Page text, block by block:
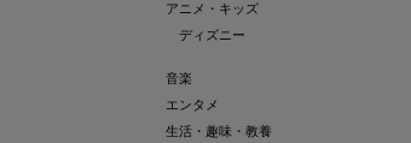
アニメ・キッズ
ディズニー
音楽
エンタメ
生活・趣味・教養